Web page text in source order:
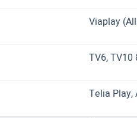
Viaplay
TV6, TV10
Telia Play,